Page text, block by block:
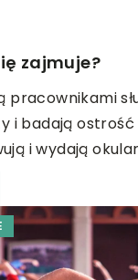
zajmuje?
pracownikami
i badają ostrość
i wydają